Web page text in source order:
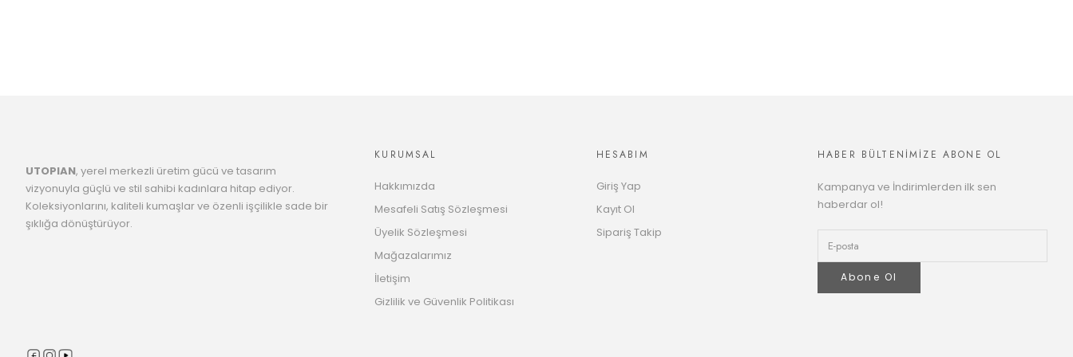
UTOPIAN, yerel merkezli üretim gücü ve tasarım
vizyonuyla güçlü ve stil sahibi kadınlara hitap ediyor.
Koleksiyonlarını, kaliteli kumaşlar ve özenli işçilikle sade bir
şıklığa dönüştürüyor.
KURUMSAL
Hakkımızda
Mesafeli Satış Sözleşmesi
Üyelik Sözleşmesi
Mağazalarımız
İletişim
Gizlilik ve Güvenlik Politikası
HESABIM
Giriş Yap
Kayıt Ol
Sipariş Takip
HABER BÜLTENİMİZE ABONE OL
Kampanya ve İndirimlerden ilk sen
haberdar ol!
Abone Ol